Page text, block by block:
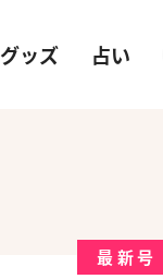
グッズ 占い
最新号